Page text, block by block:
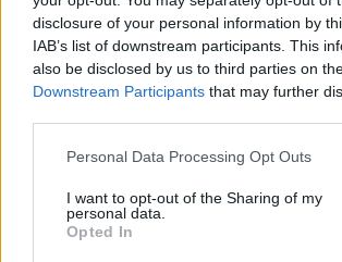
disclosure of your personal information by
IAB’s list of downstream participants. This
also be disclosed by us to third parties on
Downstream Participants that may further
Personal Data Processing Opt Outs
I want to opt-out of the Sharing of my
personal data.
Opted In
To vil bli nattevakt på